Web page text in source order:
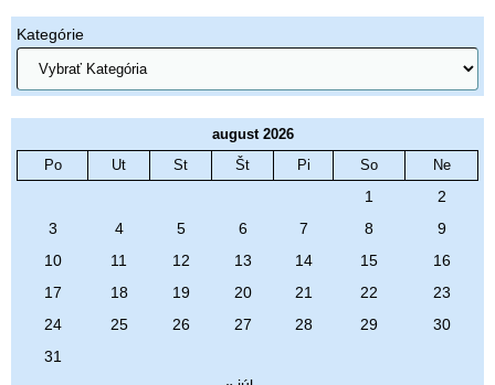
Kategórie
august 2026
Po
Ut St Št Pi So Ne
1
2
3
4 5 6 7 8
9
10
11 12 13 14 15
16
17
18 19 20 21 22
23
24
25 26 27 28 29
30
31